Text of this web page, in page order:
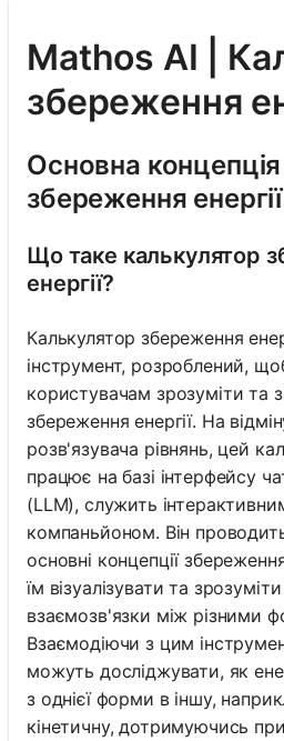
Mathos AI |
збереження
Основна
збереження енергії
Що таке калькулятор
енергії?
Калькулятор збереження
інструмент, розроблений,
користувачам зрозуміти та
збереження енергії. На
розв'язувача рівнянь, цей
працює на базі інтерфейсу
(LLM), служить
компаньйоном. Він
основні концепції
їм візуалізувати та
взаємозв'язки між різними
Взаємодіючи з цим
можуть досліджувати, як
з однієї форми в іншу,
кінетичну, дотримуючись